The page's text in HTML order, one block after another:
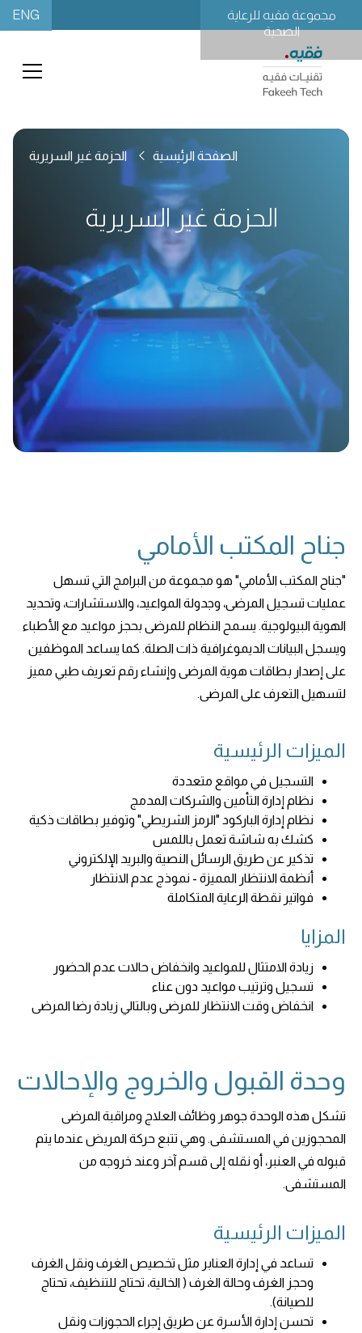
مجموعة فقيه للرعاية
الصحية
ENG
الصفحة الرئيسية الحزمة غير السريرية
الحزمة غير السريرية
جناح المكتب الأمامي
"جناح المكتب الأمامي" هو مجموعة من البرامج التي تسهل
عمليات تسجيل المرضى، وجدولة المواعيد، والاستشارات، وتحديد
الهوية البيولوجية. يسمح النظام للمرضى بحجز مواعيد مع الأطباء
ويسجل البيانات الديموغرافية ذات الصلة. كما يساعد الموظفين
على إصدار بطاقات هوية المرضى وإنشاء رقم تعريف طبي مميز
لتسهيل التعرف على المرضى.
الميزات الرئيسية
التسجيل في مواقع متعددة
نظام إدارة التأمين والشركات المدمج
نظام إدارة الباركود "الرمز الشريطي" وتوفير بطاقات ذكية
كشك به شاشة تعمل باللمس
تذكير عن طريق الرسائل النصية والبريد الإلكتروني
أنظمة الانتظار المميزة - نموذج عدم الانتظار
فواتير نقطة الرعاية المتكاملة
المزايا
زيادة الامتثال للمواعيد وانخفاض حالات عدم الحضور
تسجيل وترتيب مواعيد دون عناء
انخفاض وقت الانتظار للمرضى وبالتالي زيادة رضا المرضى
وحدة القبول والخروج والإحالات
تشكل هذه الوحدة جوهر وظائف العلاج ومراقبة المرضى
المحجوزين في المستشفى. وهي تتبع حركة المريض عندما يتم
قبوله في العنبر، أو نقله إلى قسم آخر وعند خروجه من
المستشفى.
الميزات الرئيسية
تساعد في إدارة العنابر مثل تخصيص الغرف ونقل الغرف
وحجز الغرف وحالة الغرف ( الخالية، تحتاج للتنظيف، تحتاج
للصيانة).
تحسن إدارة الأسرة عن طريق إجراء الحجوزات ونقل